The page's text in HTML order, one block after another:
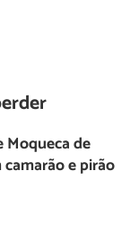
Moqueca de
e pirão